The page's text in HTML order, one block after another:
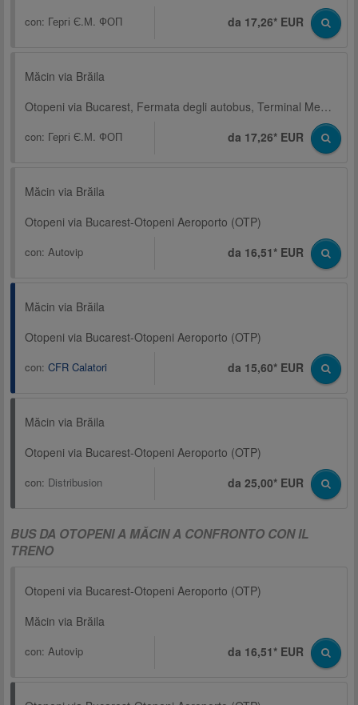
con: Гергі Є.М. ФОП da 17,26* EUR
Măcin via Brăila
Otopeni via Bucarest, Fermata degli autobus, Terminal Memento bus
con: Гергі Є.М. ФОП da 17,26* EUR
Măcin via Brăila
Otopeni via Bucarest-Otopeni Aeroporto (OTP)
con: Autovip da 16,51* EUR
Măcin via Brăila
Otopeni via Bucarest-Otopeni Aeroporto (OTP)
con: CFR Calatori da 15,60* EUR
Măcin via Brăila
Otopeni via Bucarest-Otopeni Aeroporto (OTP)
con: Distribusion da 25,00* EUR
BUS DA OTOPENI A MĂCIN A CONFRONTO CON IL
TRENO
Otopeni via Bucarest-Otopeni Aeroporto (OTP)
Măcin via Brăila
con: Autovip da 16,51* EUR